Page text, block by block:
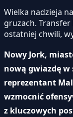
Wielka nadzieja
gruzach. Transfer
ostatniej chwili,
Nowy Jork,
nową gwiazdę w
reprezentant
wzmocnić
z kluczowych